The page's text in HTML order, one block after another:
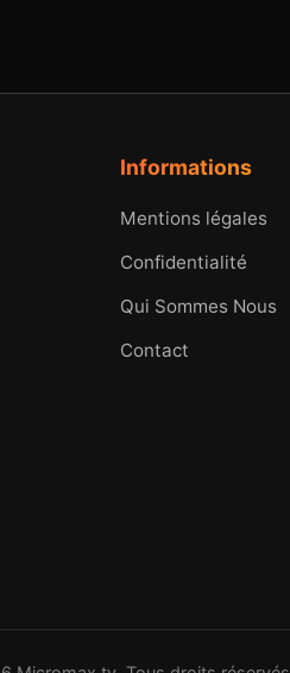
Informations
Mentions légales
Confidentialité
Qui Sommes Nous
Contact